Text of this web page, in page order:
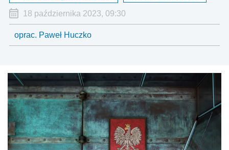
18 października 2023, 09:30
oprac. Paweł Huczko